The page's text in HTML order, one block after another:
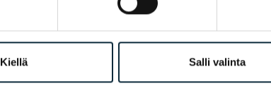
Kiellä Salli valinta